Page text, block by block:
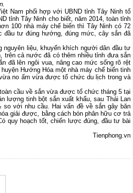
Nam phối hợp với UBND tỉnh Tây Ninh tổ
tỉnh Tây Ninh cho biết, năm 2014, toàn tỉnh
100 nhà máy chế biến thì Tây Ninh có 72
đầu tư đúng hướng, đúng mức, cây sắn đã
nguyên liệu, khuyến khích người dân đầu tư
trên cả nước đã có thêm nhiều tỉnh đưa sắn
đã lên ngôi vua, nâng cao mức sống rõ rệt
Hướng Hóa một nhà máy chế biến tinh
no ấm vừa được tổ chức du lịch trong và
cầu về sắn vừa được tổ chức tháng 5 tại
lượng tinh bột sắn xuất khẩu, sau Thái Lan
với nhu cầu. Hai vấn đề về sắn gây băn
giải được, bằng cách bón phân hữu cơ trả
quy hoạch tốt, chiến lược đúng, đầu tư bài
Tienphong.vn